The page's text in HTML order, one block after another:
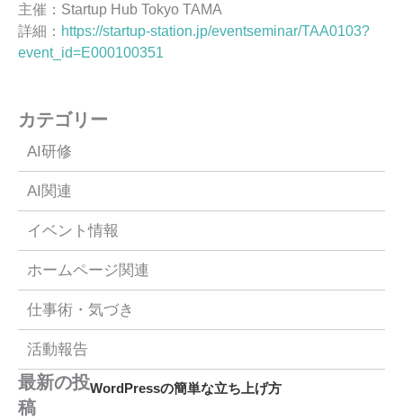
主催：Startup Hub Tokyo TAMA
詳細： https://startup-station.jp/eventseminar/TAA0103?
event_id=E000100351
カテゴリー
AI研修
AI関連
イベント情報
ホームページ関連
仕事術・気づき
活動報告
最新の投
稿
WordPressの簡単な立ち上げ方